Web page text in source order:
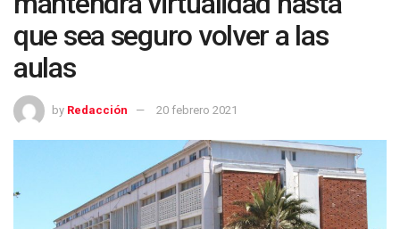
que sea seguro volver a las
aulas
by Redacción 20 febrero 2021